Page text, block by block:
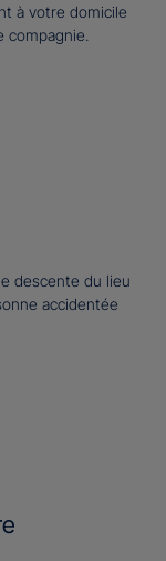
à votre domicile
compagnie.
descente du lieu
accidentée